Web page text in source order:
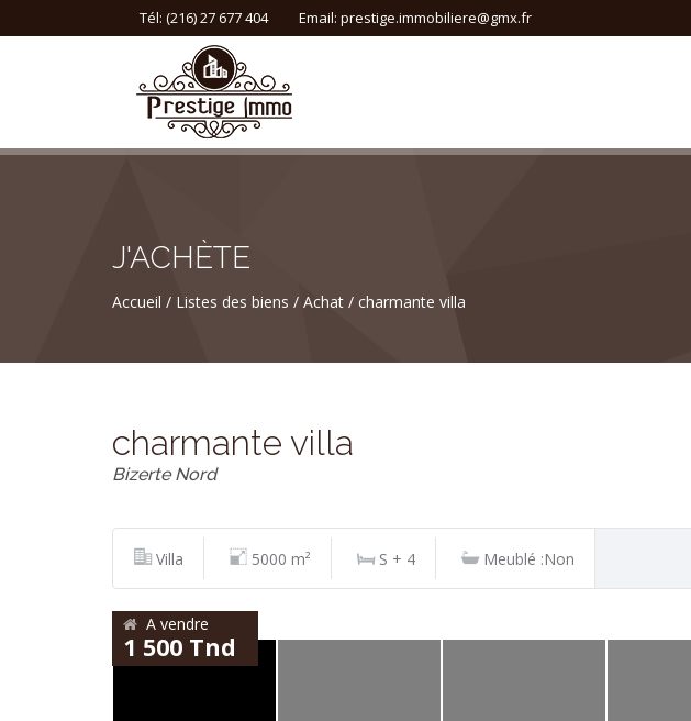
Tél: (216) 27 677 404 Email: prestige.immobiliere@gmx.fr
J'ACHÈTE
Accueil Listes des biens Achat charmante villa
charmante villa
Bizerte Nord
Villa 5000 m² S + 4 Meublé :Non
A vendre
1 500 Tnd